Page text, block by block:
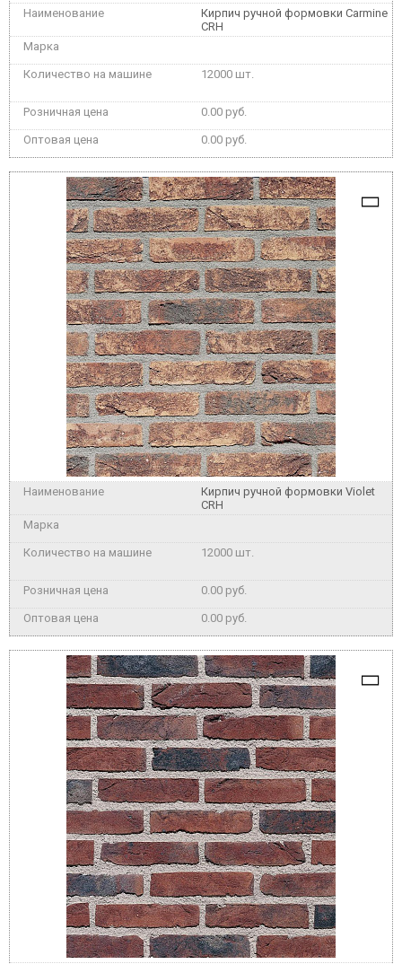
Кирпич ручной формовки Carmine
CRH
12000 шт.
0.00 руб.
0.00 руб.
Кирпич ручной формовки Violet
CRH
12000 шт.
0.00 руб.
0.00 руб.